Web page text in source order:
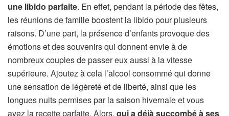
une libido parfaite. En effet, pendant la période des fêtes,
les réunions de famille boostent la libido pour plusieurs
raisons. D’une part, la présence d’enfants provoque des
émotions et des souvenirs qui donnent envie à de
nombreux couples de passer eux aussi à la vitesse
supérieure. Ajoutez à cela l’alcool consommé qui donne
une sensation de légèreté et de liberté, ainsi que les
longues nuits permises par la saison hivernale et vous
avez la recette parfaite. Alors, qui a déjà succombé à ses